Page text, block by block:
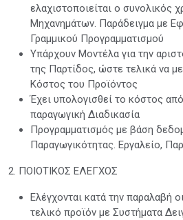
ελαχιστοποιείται ο συνολικός
Μηχανημάτων. Παράδειγμα με
Γραμμικού Προγραμματισμού
Υπάρχουν Μοντέλα για την
της Παρτίδος, ώστε τελικά να
Κόστος του Προϊόντος
Έχει υπολογισθεί το κόστος
παραγωγική Διαδικασία
Προγραμματισμός με βάση
Παραγωγικότητας. Εργαλείο,
2. ΠΟΙΟΤΙΚΟΣ ΕΛΕΓΧΟΣ
Ελέγχονται κατά την παραλαβή
τελικό προϊόν με Συστήματα